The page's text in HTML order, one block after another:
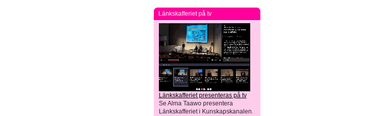
Länkskafferiet på tv
Länkskafferiet presenteras på tv
Se Alma Taawo presentera
Länkskafferiet i Kunskapskanalen.